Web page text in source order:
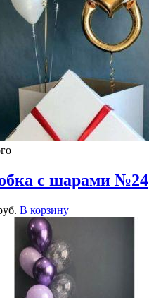
с шарами №24
уб. В корзину